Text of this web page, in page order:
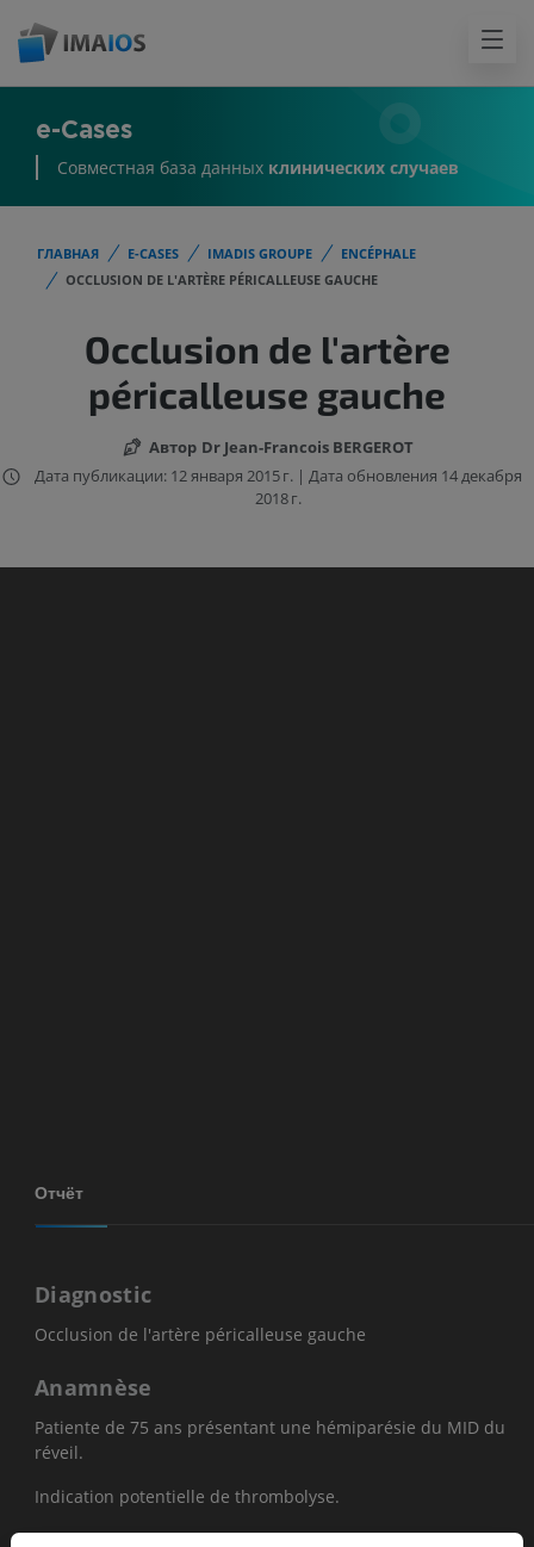
e-Cases
Совместная база данных клинических случаев
ГЛАВНАЯ E-CASES IMADIS GROUPE
ENCÉPHALE
OCCLUSION DE L'ARTÈRE PÉRICALLEUSE GAUCHE
Occlusion de l'artère
péricalleuse gauche
Автор Dr Jean-Francois BERGEROT
Дата публикации: 12 января 2015 г. | Дата обновления 14 декабря
2018 г.
Отчёт
Diagnostic
Occlusion de l'artère péricalleuse gauche
Anamnèse
Patiente de 75 ans présentant une hémiparésie du MID du
réveil.
Indication potentielle de thrombolyse.